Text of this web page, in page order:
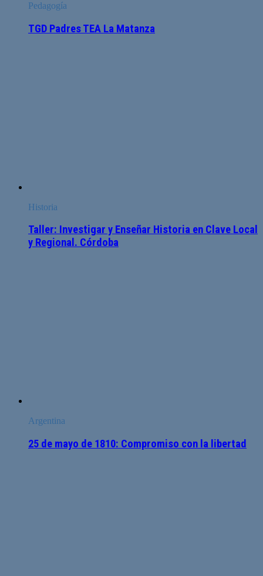
Pedagogía
TGD Padres TEA La Matanza
Historia
Taller: Investigar y Enseñar Historia en Clave Local
y Regional. Córdoba
Argentina
25 de mayo de 1810: Compromiso con la libertad